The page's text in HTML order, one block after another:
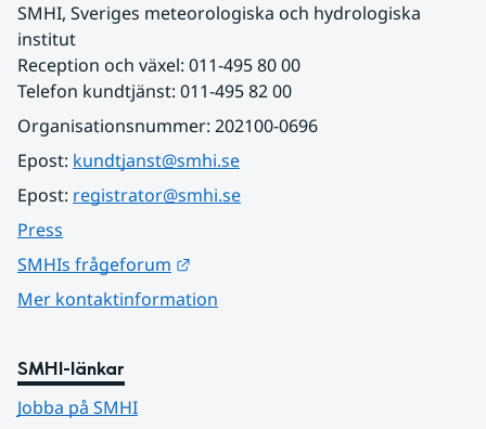
SMHI, Sveriges meteorologiska och hydrologiska
institut
Reception och växel: 011-495 80 00
Telefon kundtjänst: 011-495 82 00
Organisationsnummer: 202100-0696
Epost: kundtjanst@smhi.se
Epost: registrator@smhi.se
Press
SMHIs frågeforum
Mer kontaktinformation
SMHI-länkar
Jobba på SMHI